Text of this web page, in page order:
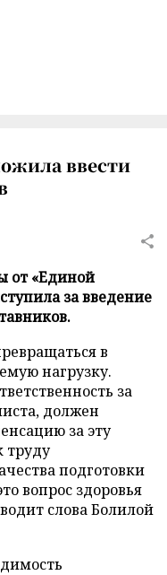
ввести
от «Единой
за введение
в
нагрузку.
за
должен
за эту
труду
подготовки
вопрос здоровья
слова Болилой